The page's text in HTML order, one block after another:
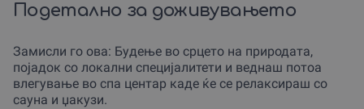
Подетално за доживувањето
Замисли го ова: Будење во срцето на природата,
појадок со локални специјалитети и веднаш потоа
влегување во спа центар каде ќе се релаксираш со
сауна и џакузи.